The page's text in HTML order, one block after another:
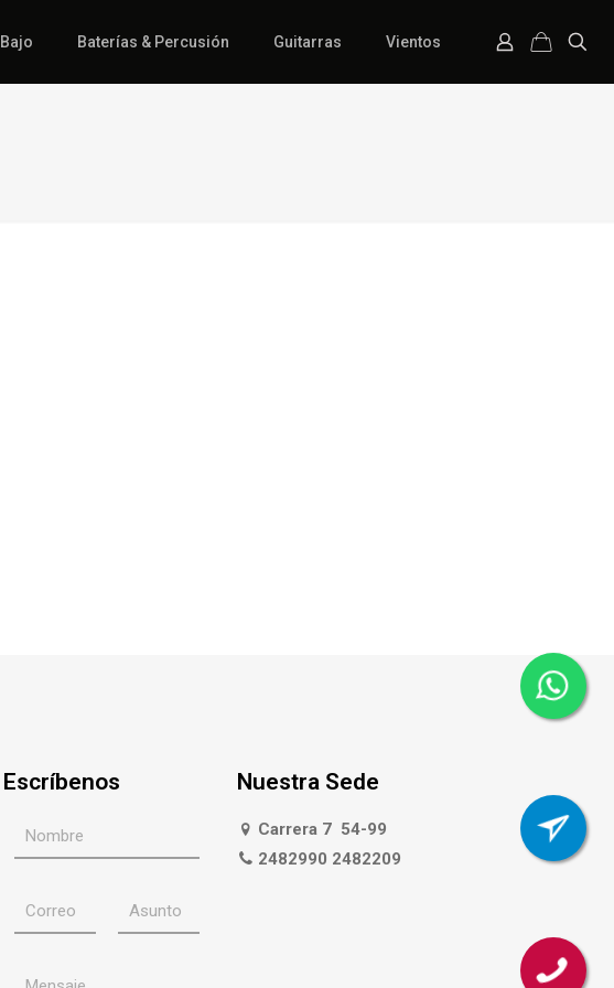
Bajo Baterías & Percusión Guitarras Vientos
Escríbenos Nuestra Sede
Carrera 7 54-99
2482990 2482209